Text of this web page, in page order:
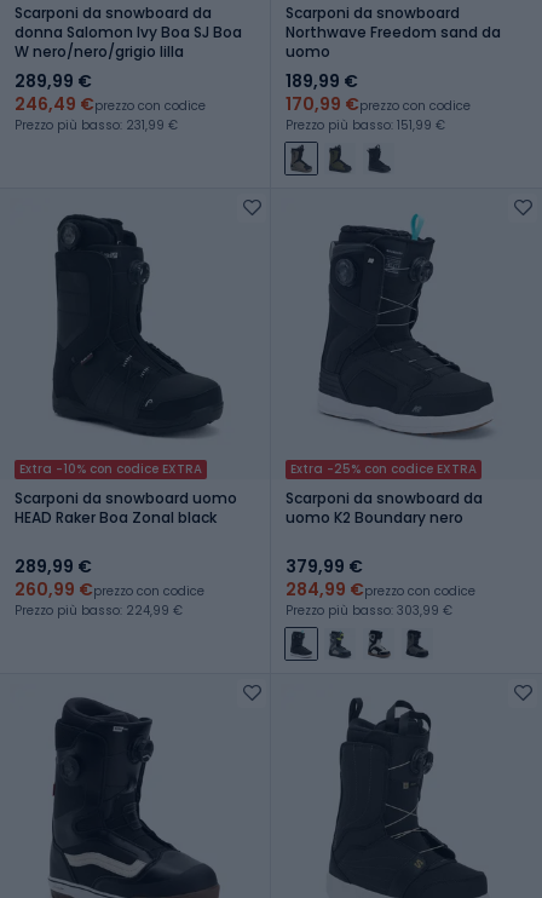
Scarponi da snowboard da
donna Salomon Ivy Boa SJ Boa
W nero/nero/grigio lilla
289,99 €
246,49 €prezzo con codice
Prezzo più basso: 231,99 €
Scarponi da snowboard
Northwave Freedom sand da
uomo
189,99 €
170,99 €prezzo con codice
Prezzo più basso: 151,99 €
Extra -10% con codice EXTRA
Scarponi da snowboard uomo
HEAD Raker Boa Zonal black
289,99 €
260,99 €prezzo con codice
Prezzo più basso: 224,99 €
Extra -25% con codice EXTRA
Scarponi da snowboard da
uomo K2 Boundary nero
379,99 €
284,99 €prezzo con codice
Prezzo più basso: 303,99 €